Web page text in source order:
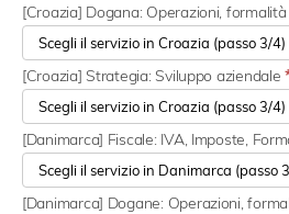
[Croazia] Dogana: Operazioni,
[Croazia] Strategia: Sviluppo aziendale
[Danimarca] Fiscale: IVA, Imposte,
[Danimarca] Dogane: Operazioni,